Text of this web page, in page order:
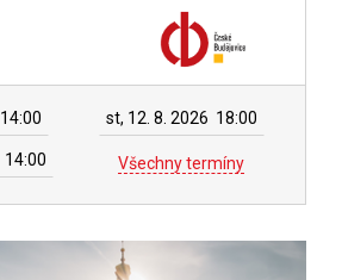
14:00 st, 12. 8. 2026 18:00
14:00 Všechny termíny